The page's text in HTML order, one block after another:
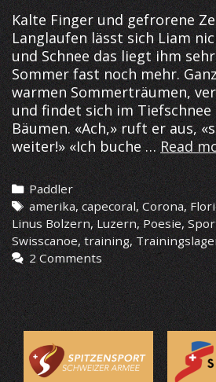
Kalte Finger und gefrorene
Langlaufen lässt sich Liam
und Schnee das liegt ihm
Sommer fast noch mehr.
warmen Sommerträumen,
und findet sich im Tiefschnee
Bäumen. «Ach,» ruft er aus,
weiter!» «Ich buche …Read
Categories
Paddler
Tags
amerika,capecoral,Corona,
Linus Bolzern,Luzern,Poesie,
Swisscanoe,training,
2 Comments